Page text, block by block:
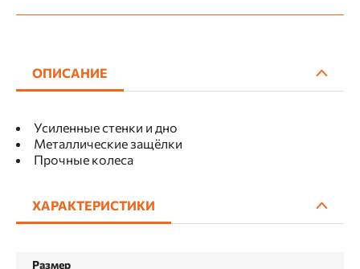
ОПИСАНИЕ
Усиленные стенки и дно
Металлические защёлки
Прочные колеса
ХАРАКТЕРИСТИКИ
Размер